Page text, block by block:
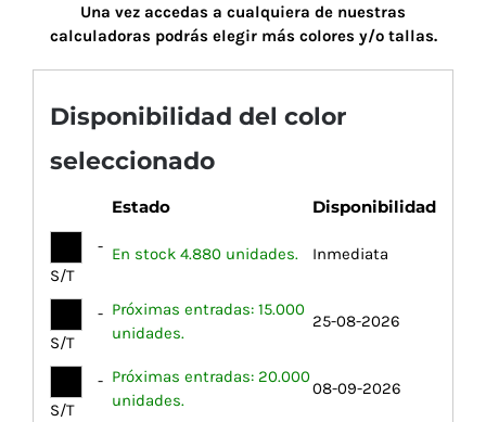
Una vez accedas a cualquiera de nuestras
calculadoras podrás elegir más colores y/o tallas.
Disponibilidad del color
seleccionado
Estado Disponibilidad
-
S/T
En stock 4.880 unidades. Inmediata
-
S/T
Próximas entradas: 15.000
unidades.
25-08-2026
-
S/T
Próximas entradas: 20.000
unidades.
08-09-2026